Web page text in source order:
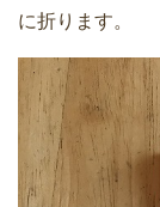
に折ります。